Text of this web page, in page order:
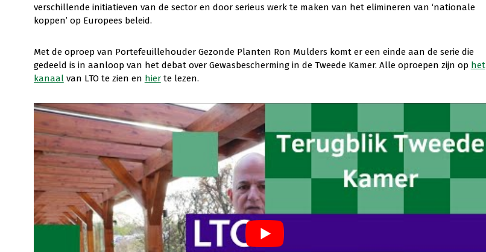
verschillende initiatieven van de sector en door serieus werk te maken van het elimineren van ‘nationale
koppen’ op Europees beleid.
Met de oproep van Portefeuillehouder Gezonde Planten Ron Mulders komt er een einde aan de serie die
gedeeld is in aanloop van het debat over Gewasbescherming in de Tweede Kamer. Alle oproepen zijn op het
kanaalvan LTO te zien en hierte lezen.